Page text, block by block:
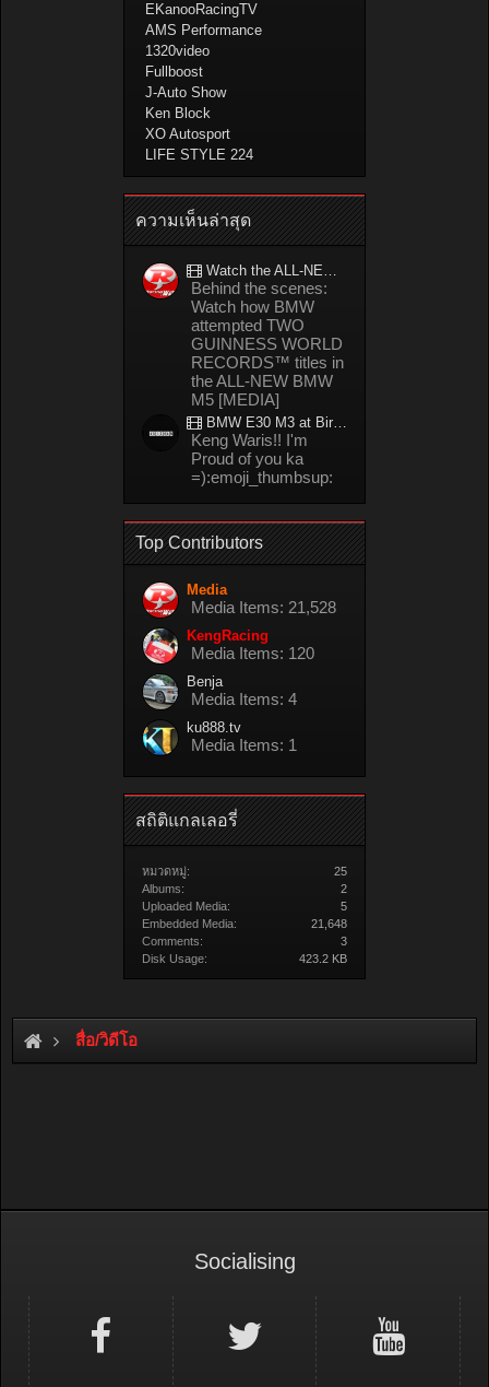
EKanooRacingTV
AMS Performance
1320video
Fullboost
J-Auto Show
Ken Block
XO Autosport
LIFE STYLE 224
ความเห็นล่าสุด
Watch the ALL-NEW BMW M5 refuel mid-drift to take TWO GUINNESS WORLD RECORDS™ titles
Behind the scenes:
Watch how BMW
attempted TWO
GUINNESS WORLD
RECORDS™ titles in
the ALL-NEW BMW
M5 [MEDIA]
BMW E30 M3 at Bira circuit Thailand in 02/2008
Keng Waris!! I'm
Proud of you ka
=):emoji_thumbsup:
Top Contributors
Media
Media Items: 21,528
KengRacing
Media Items: 120
Benja
Media Items: 4
ku888.tv
Media Items: 1
สถิติแกลเลอรี่
หมวดหมู่:
25
Albums:
2
Uploaded Media:
5
Embedded Media:
21,648
Comments:
3
Disk Usage:
423.2 KB
สื่อ/วิดีโอ
Socialising